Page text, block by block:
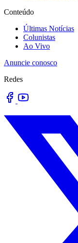
Conteúdo
Últimas Notícias
Colunistas
Ao Vivo
Anuncie conosco
Redes